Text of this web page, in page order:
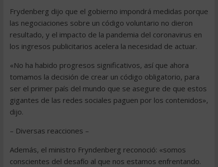
Frydenberg dijo que el gobierno impondrá medidas porque
las negociaciones sobre un código voluntario no dieron
resultado, y el impacto de la pandemia del coronavirus en
los ingresos publicitarios acelera la necesidad de actuar.
«No ha habido progresos significativos, así que ahora
tomamos la decisión de crear un código obligatorio, para
ser el primer país del mundo que se asegure de que estos
gigantes de las redes sociales paguen por los contenidos»,
dijo.
– Diversas reacciones –
Además, el ministro Fryndenberg reconoció: «somos
conscientes del desafío al que nos estamos enfrentando.